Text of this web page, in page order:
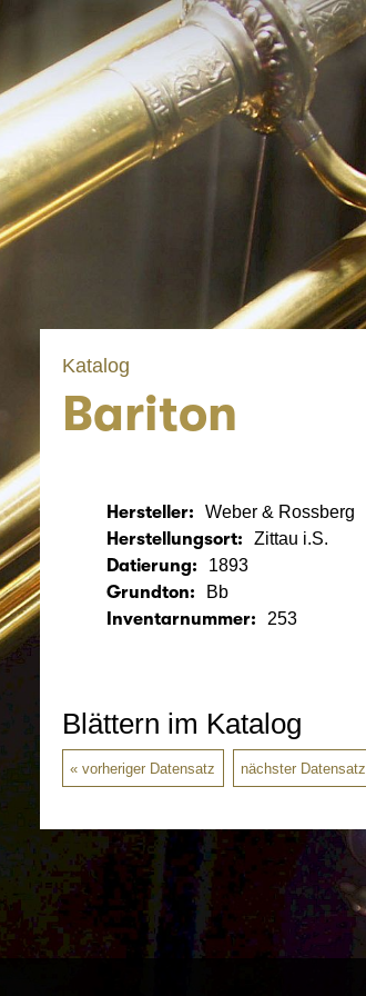
Katalog
Bariton
Hersteller: Weber & Rossberg
Herstellungsort: Zittau i.S.
Datierung: 1893
Grundton: Bb
Inventarnummer: 253
Blättern im Katalog
vorheriger Datensatz nächster Datensatz